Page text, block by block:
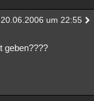
20.06.2006 um 22:55
geben????